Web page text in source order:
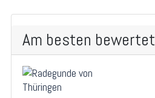
Am besten bewertet